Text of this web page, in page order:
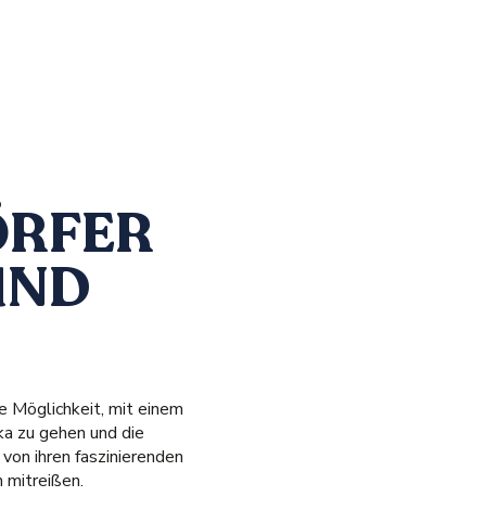
Möglichkeit, mit einem
zu gehen und die
ihren faszinierenden
mitreißen.